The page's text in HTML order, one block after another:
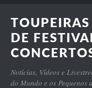
DE
Notícias, Vídeos e
do Mundo e os Pequenos